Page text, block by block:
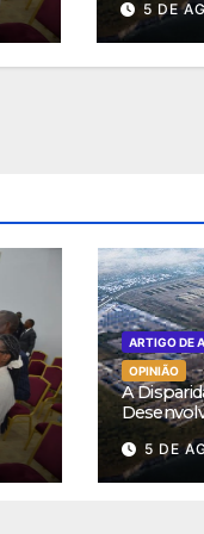
5 DE
ARTIGO DE
OPINIÃO
A
5 DE